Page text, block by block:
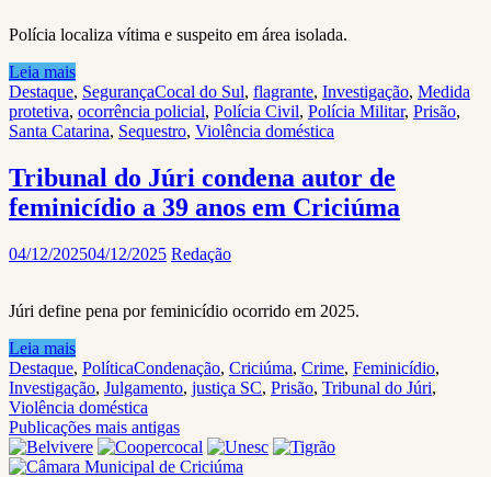
Polícia localiza vítima e suspeito em área isolada.
Leia mais
Destaque, SegurançaCocal do Sul, flagrante, Investigação, Medida
protetiva, ocorrência policial, Polícia Civil, Polícia Militar, Prisão,
Santa Catarina, Sequestro, Violência doméstica
Tribunal do Júri condena autor de
feminicídio a 39 anos em Criciúma
04/12/202504/12/2025 Redação
Júri define pena por feminicídio ocorrido em 2025.
Leia mais
Destaque, PolíticaCondenação, Criciúma, Crime, Feminicídio,
Investigação, Julgamento, justiça SC, Prisão, Tribunal do Júri,
Violência doméstica
Navegação
por
Publicações mais antigas